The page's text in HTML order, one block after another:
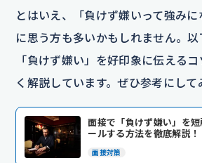
とはいえ、「負けず嫌いって強み
に思う方も多いかもしれません。以
「負けず嫌い」を好印象に伝える
く解説しています。ぜひ参考にして
面接で「負けず嫌い」を
ールする方法を徹底解説！
面接対策